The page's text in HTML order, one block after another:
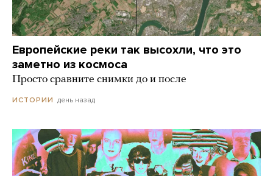
Европейские реки так высохли, что это
заметно из космоса
Просто сравните снимки до и после
ИСТОРИИ день назад